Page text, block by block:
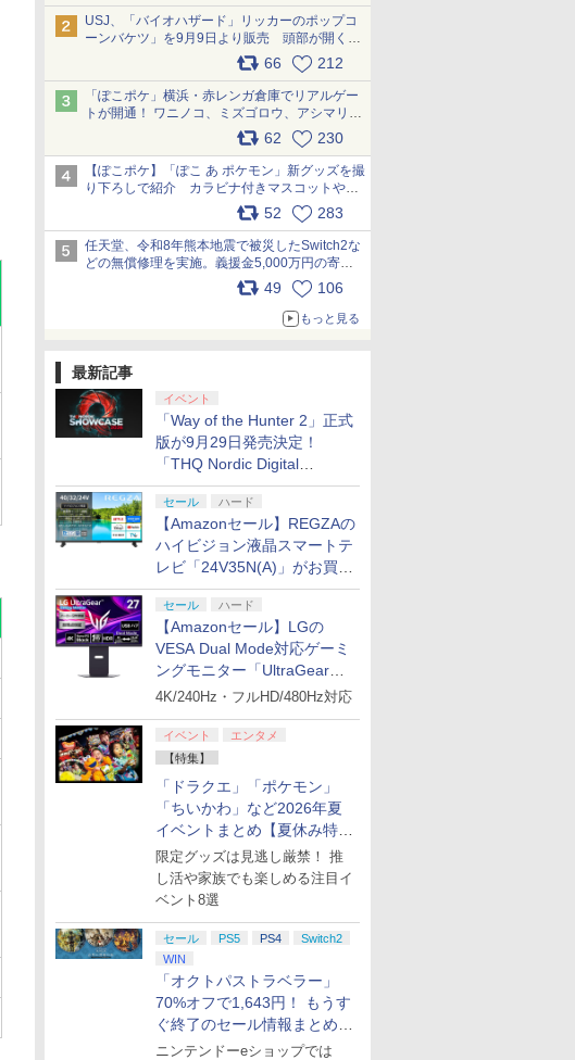
USJ、「バイオハザード」リッカーのポップコ
ーンバケツ」を9月9日より販売 頭部が開く仕
組み。味は恐怖を堪のう「味噌フレーバー」
66 212
「ぽこポケ」横浜・赤レンガ倉庫でリアルゲー
トが開通！ ワニノコ、ミズゴロウ、アシマリ登
場シーンをレポート pic.x.com/LDgEByVl6D
62 230
【ぽこポケ】「ぽこ あ ポケモン」新グッズを撮
り下ろしで紹介 カラビナ付きマスコットやス
52 283
任天堂、令和8年熊本地震で被災したSwitch2な
どの無償修理を実施。義援金5,000万円の寄付
も発表 pic.x.com/BAYsMfUfUC
49 106
もっと見る
最新記事
イベント
「Way of the Hunter 2」正式
版が9月29日発売決定！
「THQ Nordic Digital
Showcase 2026」まとめ
セール ハード
【Amazonセール】REGZAの
ハイビジョン液晶スマートテ
レビ「24V35N(A)」がお買い
得！
セール ハード
【Amazonセール】LGの
VESA Dual Mode対応ゲーミ
ングモニター「UltraGear
27G850A-B」がお買い得！
4K/240Hz・フルHD/480Hz対応
イベント
エンタメ
【特集】
「ドラクエ」「ポケモン」
「ちいかわ」など2026年夏
イベントまとめ【夏休み特
集】
限定グッズは見逃し厳禁！ 推
し活や家族でも楽しめる注目イ
ベント8選
セール PS5 PS4
Switch2
WIN
「オクトパストラベラー」
70%オフで1,643円！ もうす
ぐ終了のセール情報まとめ
【8月8日更新】
ニンテンドーeショップでは